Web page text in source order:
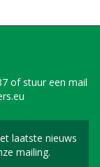
of stuur een mail
laatste nieuws
mailing.
voor onze